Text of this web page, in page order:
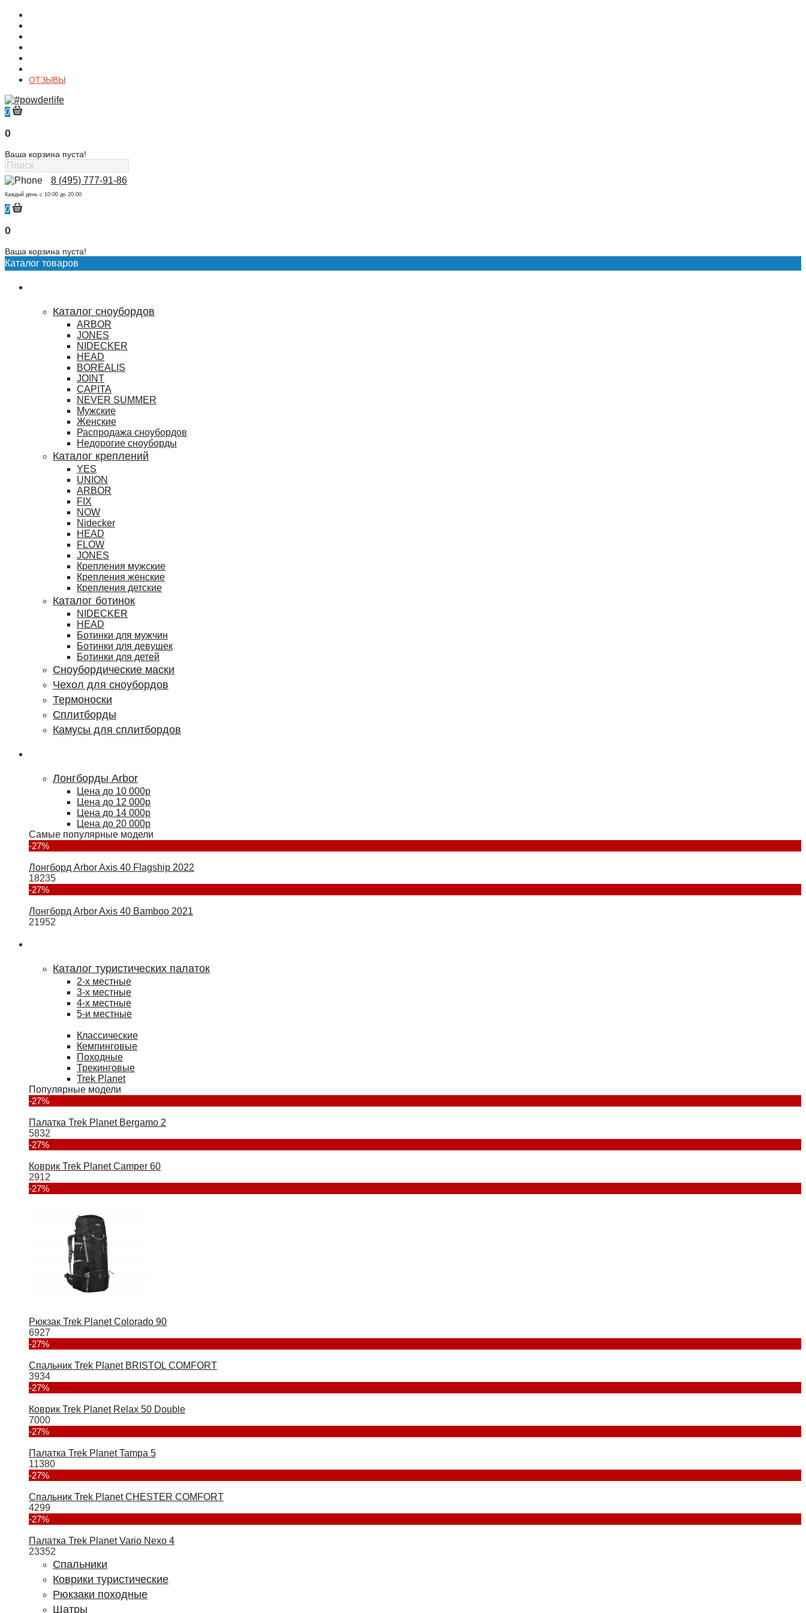
ОТЗЫВЫ
0
0
Ваша корзина пуста!
8 (495) 777-91-86
Каждый день c 10:00 до 20:00
0
0
Ваша корзина пуста!
Каталог товаров
Каталог сноубордов
ARBOR
JONES
NIDECKER
HEAD
BOREALIS
JOINT
CAPITA
NEVER SUMMER
Мужские
Женские
Распродажа сноубордов
Недорогие сноуборды
Каталог креплений
YES
UNION
ARBOR
FIX
NOW
Nidecker
HEAD
FLOW
JONES
Крепления мужские
Крепления женские
Крепления детские
Каталог ботинок
NIDECKER
HEAD
Ботинки для мужчин
Ботинки для девушек
Ботинки для детей
Сноубордические маски
Чехол для сноубордов
Термоноски
Сплитборды
Камусы для сплитбордов
Лонгборды Arbor
Цена до 10 000р
Цена до 12 000р
Цена до 14 000р
Цена до 20 000р
Самые популярные модели
-27%
Лонгборд Arbor Axis 40 Flagship 2022
18235
-27%
Лонгборд Arbor Axis 40 Bamboo 2021
21952
Каталог туристических палаток
2-х местные
3-х местные
4-х местные
5-и местные
Классические
Кемпинговые
Походные
Трекинговые
Trek Planet
Популярные модели
-27%
Палатка Trek Planet Bergamo 2
5832
-27%
Коврик Trek Planet Camper 60
2912
-27%
Рюкзак Trek Planet Colorado 90
6927
-27%
Спальник Trek Planet BRISTOL COMFORT
3934
-27%
Коврик Trek Planet Relax 50 Double
7000
-27%
Палатка Trek Planet Tampa 5
11380
-27%
Спальник Trek Planet CHESTER COMFORT
4299
-27%
Палатка Trek Planet Vario Nexo 4
23352
Спальники
Коврики туристические
Рюкзаки походные
Шатры